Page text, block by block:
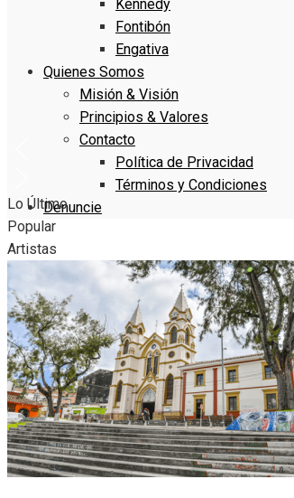
Kennedy
Fontibón
Engativa
Quienes Somos
Misión & Visión
Principios & Valores
Contacto
Política de Privacidad
Términos y Condiciones
Denuncie
Lo Último
Popular
Artistas